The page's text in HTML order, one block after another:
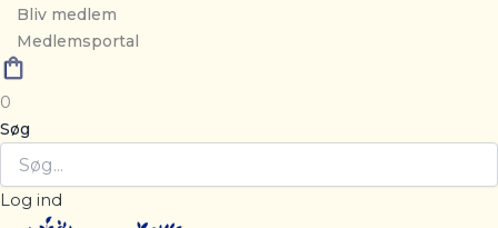
Bliv medlem
Medlemsportal
0
Søg
Log ind